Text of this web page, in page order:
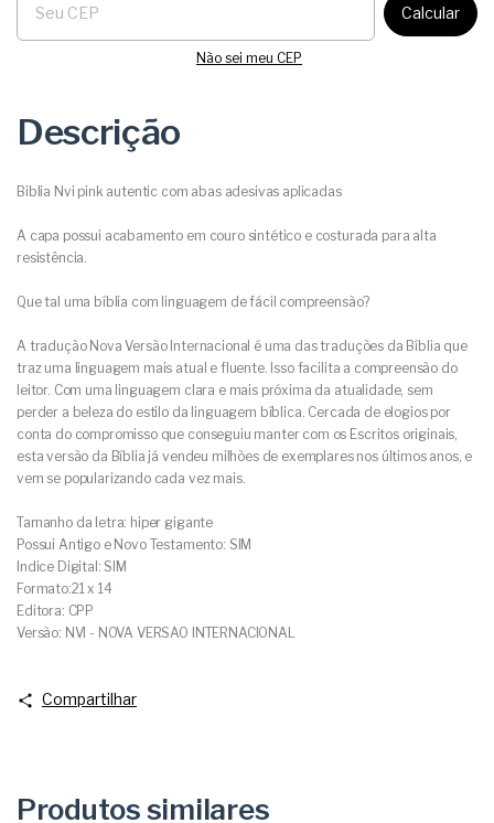
Calcular
Não sei meu CEP
Descrição
Biblia Nvi pink autentic com abas adesivas aplicadas
A capa possui acabamento em couro sintético e costurada para alta
resistência.
Que tal uma bíblia com linguagem de fácil compreensão?
A tradução Nova Versão Internacional é uma das traduções da Bíblia que
traz uma linguagem mais atual e fluente. Isso facilita a compreensão do
leitor. Com uma linguagem clara e mais próxima da atualidade, sem
perder a beleza do estilo da linguagem bíblica. Cercada de elogios por
conta do compromisso que conseguiu manter com os Escritos originais,
esta versão da Bíblia já vendeu milhões de exemplares nos últimos anos, e
vem se popularizando cada vez mais.
Tamanho da letra: hiper gigante
Possui Antigo e Novo Testamento: SIM
Indice Digital: SIM
Formato:21 x 14
Editora: CPP
Versão: NVI - NOVA VERSAO INTERNACIONAL
Compartilhar
Produtos similares